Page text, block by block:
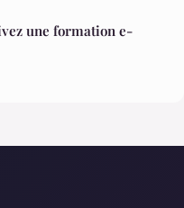
une formation e-